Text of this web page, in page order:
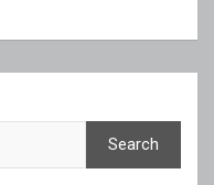
Search